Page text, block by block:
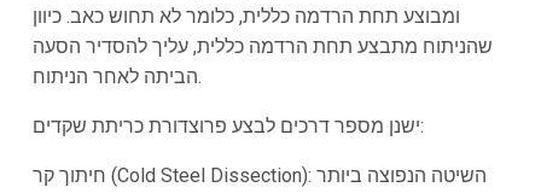
ומבוצע תחת הרדמה כללית, כלומר לא תחוש כאב. כיוון
שהניתוח מתבצע תחת הרדמה כללית, עליך להסדיר הסעה
הביתה לאחר הניתוח.
ישנן מספר דרכים לבצע פרוצדורת כריתת שקדים:
חיתוך קר (Cold Steel Dissection): השיטה הנפוצה ביותר